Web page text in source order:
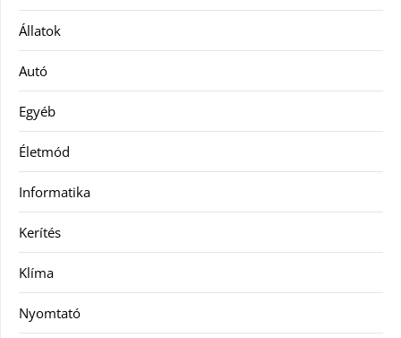
Állatok
Autó
Egyéb
Életmód
Informatika
Kerítés
Klíma
Nyomtató